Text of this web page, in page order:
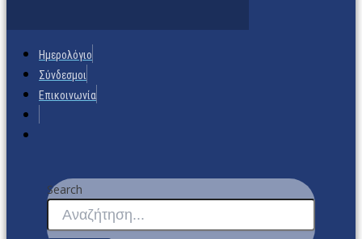
Ημερολόγιο
Σύνδεσμοι
Επικοινωνία
Search